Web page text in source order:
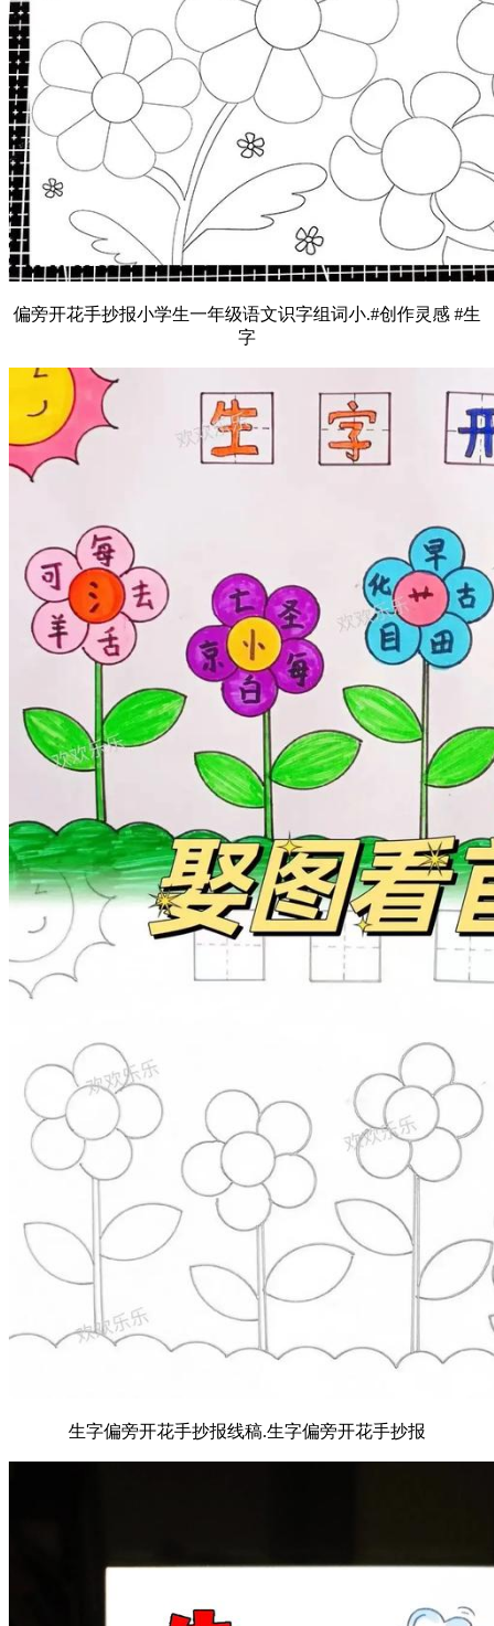
偏旁开花手抄报小学生一年级语文识字组词小.#创作灵感 #生
字
生字偏旁开花手抄报线稿.生字偏旁开花手抄报